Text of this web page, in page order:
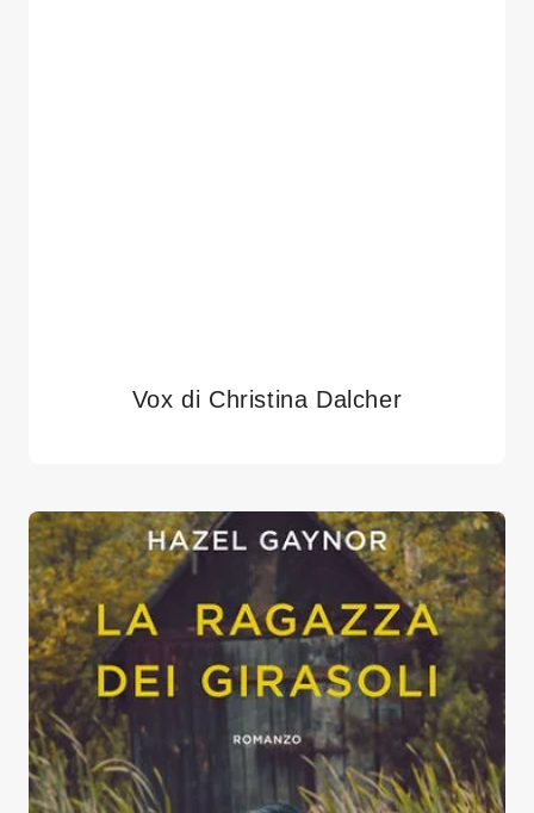
Vox di Christina Dalcher